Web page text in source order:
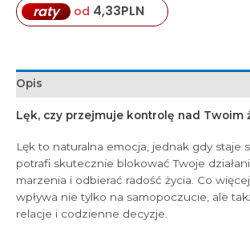
raty od 4,33PLN
Opis
Lęk, czy przejmuje kontrolę nad Twoim
Lęk to naturalna emocja, jednak gdy staje
potrafi skutecznie blokować Twoje
marzenia i odbierać radość życia. Co
wpływa nie tylko na samopoczucie, ale
relacje i codzienne decyzje.